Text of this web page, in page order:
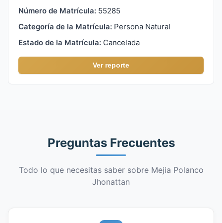
Número de Matrícula: 55285
Categoría de la Matrícula: Persona Natural
Estado de la Matrícula: Cancelada
Ver reporte
Preguntas Frecuentes
Todo lo que necesitas saber sobre Mejia Polanco
Jhonattan